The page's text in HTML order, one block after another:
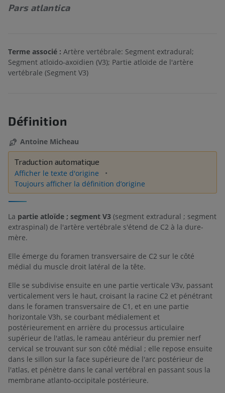
Pars atlantica
Terme associé : Artère vertébrale: Segment extradural;
Segment atloïdo-axoïdien (V3); Partie atloïde de l'artère
vertébrale (Segment V3)
Définition
Antoine Micheau
Traduction automatique
Afficher le texte d'origine
Toujours afficher la définition d’origine
La partie atloïde ; segment V3 (segment extradural ; segment
extraspinal) de l'artère vertébrale s'étend de C2 à la dure-
mère.
Elle émerge du foramen transversaire de C2 sur le côté
médial du muscle droit latéral de la tête.
Elle se subdivise ensuite en une partie verticale V3v, passant
verticalement vers le haut, croisant la racine C2 et pénétrant
dans le foramen transversaire de C1, et en une partie
horizontale V3h, se courbant médialement et
postérieurement en arrière du processus articulaire
supérieur de l'atlas, le rameau antérieur du premier nerf
cervical se trouvant sur son côté médial ; elle repose ensuite
dans le sillon sur la face supérieure de l'arc postérieur de
l'atlas, et pénètre dans le canal vertébral en passant sous la
membrane atlanto-occipitale postérieure.